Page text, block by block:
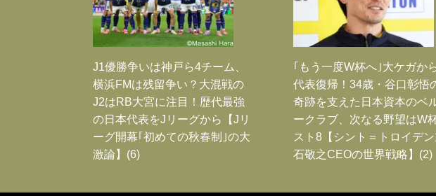
J1優勝争いは神戸ら4チーム、
横浜FMは残留争い？大混戦の
J2はRB大宮に注目！歴代最強
の日本代表をJリーグから【Jリ
ーグ開幕｢初めての秋春制｣の大
激論】(6)
｢もう一度W杯へ｣大ケガか
代表復帰！34歳・谷口彰悟
奇跡を支えた日本資本のベ
ークラブ、次なる野望はW
スト8【シント＝トロイデ
石敬之CEOの世界戦略】(2)